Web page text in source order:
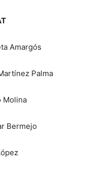
Amargós
Palma
Molina
Bermejo